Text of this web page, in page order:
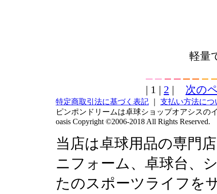
軽量
| 1 | 2 | 次の
特定商取引法に基づく表記
支払い方法につ
ピンポンドリームは卓球ショップオアシスの
oasis Copyright ©2006-2018 All Rights Reserved.
当店は卓球用品の専門
ニフォーム、卓球台、
たのスポーツライフを